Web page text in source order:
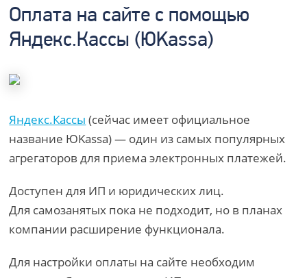
Оплата на сайте с помощью
Яндекс.Кассы (ЮKassa)
Яндекс.Кассы (сейчас имеет официальное
название ЮKassa) — один из самых популярных
агрегаторов для приема электронных платежей.
Доступен для ИП и юридических лиц.
Для самозанятых пока не подходит, но в планах
компании расширение функционала.
Для настройки оплаты на сайте необходим